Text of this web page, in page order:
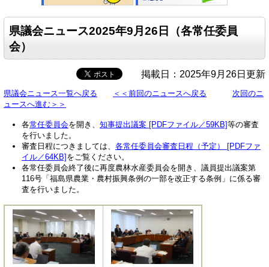
県議会ニュース2025年9月26日（各常任委員
会）
掲載日：2025年9月26日更新
県議会ニュース一覧へ戻る ＜＜前回のニュースへ戻る
次回のニ
ュースへ進む＞＞
各常任委員会を開き、 知事提出議案 [PDFファイル／59KB]等の審査
を行いました。
審査日程につきましては、 各常任委員会審査日程（予定） [PDFファ
イル／64KB]をご覧ください。
各常任委員会終了後に再度農林水産委員会を開き、議員提出議案第
116号「福島県農業・農村振興条例の一部を改正する条例」に係る審
査を行いました。